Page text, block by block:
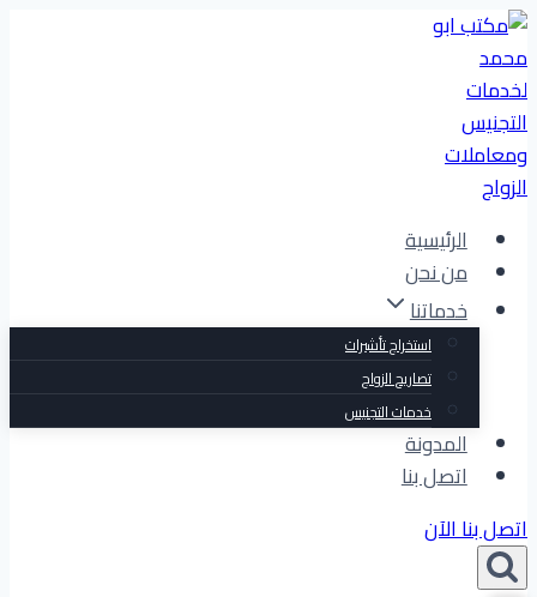
التجاوز
إلى
المحتوى
الرئيسية
من نحن
خدماتنا
استخراج تأشيرات
تصاريح الزواج
خدمات التجنيس
المدونة
اتصل بنا
اتصل بنا الآن